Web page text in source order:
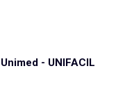
Unimed - UNIFÁCIL